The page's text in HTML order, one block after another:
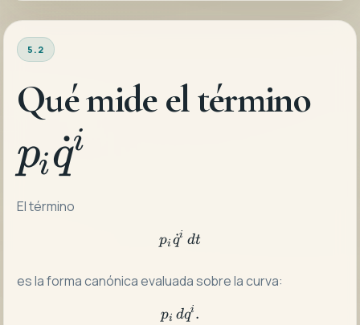
5.2
Qué mide el término
piq
˙i
El término
p_i\dot q^i\,dt
pi q
˙i dt
es la forma canónica evaluada sobre la curva:
p_i\,dq^i.
pi dqi .